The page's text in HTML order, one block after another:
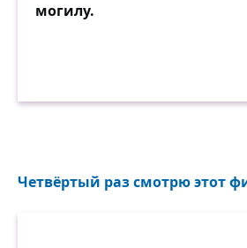
могилу.
Четвёртый раз смотрю этот